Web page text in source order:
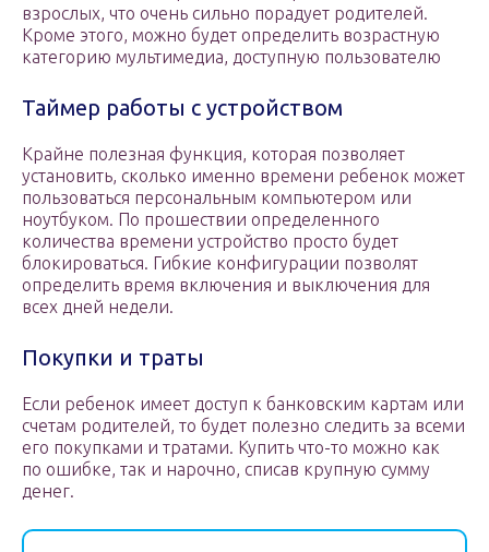
взрослых, что очень сильно порадует родителей.
Кроме этого, можно будет определить возрастную
категорию мультимедиа, доступную пользователю
Таймер работы с устройством
Крайне полезная функция, которая позволяет
установить, сколько именно времени ребенок может
пользоваться персональным компьютером или
ноутбуком. По прошествии определенного
количества времени устройство просто будет
блокироваться. Гибкие конфигурации позволят
определить время включения и выключения для
всех дней недели.
Покупки и траты
Если ребенок имеет доступ к банковским картам или
счетам родителей, то будет полезно следить за всеми
его покупками и тратами. Купить что-то можно как
по ошибке, так и нарочно, списав крупную сумму
денег.